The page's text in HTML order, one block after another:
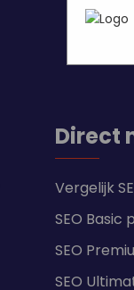
Direct
Vergelijk
SEO Basic
SEO
SEO